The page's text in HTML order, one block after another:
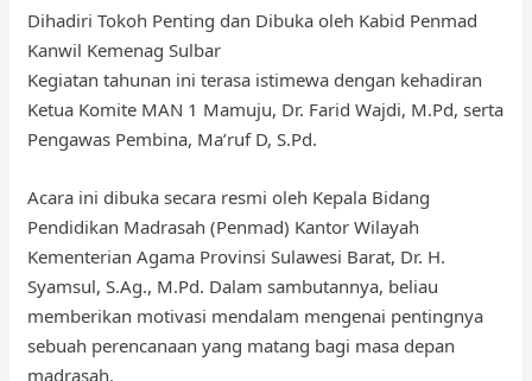
Dihadiri Tokoh Penting dan Dibuka oleh Kabid Penmad
Kanwil Kemenag Sulbar
Kegiatan tahunan ini terasa istimewa dengan kehadiran
Ketua Komite MAN 1 Mamuju, Dr. Farid Wajdi, M.Pd, serta
Pengawas Pembina, Ma’ruf D, S.Pd.
Acara ini dibuka secara resmi oleh Kepala Bidang
Pendidikan Madrasah (Penmad) Kantor Wilayah
Kementerian Agama Provinsi Sulawesi Barat, Dr. H.
Syamsul, S.Ag., M.Pd. Dalam sambutannya, beliau
memberikan motivasi mendalam mengenai pentingnya
sebuah perencanaan yang matang bagi masa depan
madrasah.